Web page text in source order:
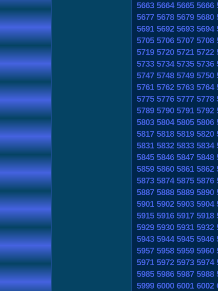
5663 5664 5665 5666
5677 5678 5679 5680
5691 5692 5693 5694
5705 5706 5707 5708
5719 5720 5721 5722
5733 5734 5735 5736
5747 5748 5749 5750
5761 5762 5763 5764
5775 5776 5777 5778
5789 5790 5791 5792
5803 5804 5805 5806
5817 5818 5819 5820
5831 5832 5833 5834
5845 5846 5847 5848
5859 5860 5861 5862
5873 5874 5875 5876
5887 5888 5889 5890
5901 5902 5903 5904
5915 5916 5917 5918
5929 5930 5931 5932
5943 5944 5945 5946
5957 5958 5959 5960
5971 5972 5973 5974
5985 5986 5987 5988
5999 6000 6001 6002